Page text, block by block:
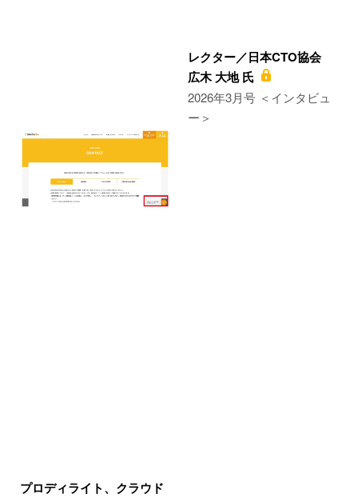
プロディライト、クラウド
レクター／日本CTO協会
広木 大地 氏
2026年3月号 ＜インタビュ
ー＞